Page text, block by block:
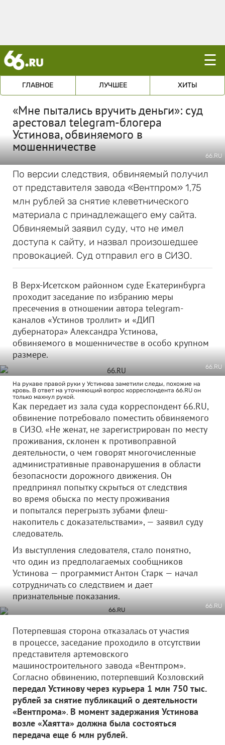
☰
ГЛАВНОЕ ЛУЧШЕЕ ХИТЫ
«Мне пытались вручить деньги»: суд
арестовал telegram-блогера
Устинова, обвиняемого в
мошенничестве
66.RU
По версии следствия, обвиняемый получил
от представителя завода «Вентпром» 1,75
млн рублей за снятие клеветнического
материала с принадлежащего ему сайта.
Обвиняемый заявил суду, что не имел
доступа к сайту, и назвал произошедшее
провокацией. Суд отправил его в СИЗО.
В Верх-Исетском районном суде Екатеринбурга
проходит заседание по избранию меры
пресечения в отношении автора telegram-
каналов «Устинов троллит» и «ДИП
дубернатора» Александра Устинова,
обвиняемого в мошенничестве в особо крупном
размере.
66.RU
На рукаве правой руки у Устинова заметили следы, похожие на
кровь. В ответ на уточняющий вопрос корреспондента 66.RU он
только махнул рукой.
Как передает из зала суда корреспондент 66.RU,
обвинение потребовало поместить обвиняемого
в СИЗО. «Не женат, не зарегистрирован по месту
проживания, склонен к противоправной
деятельности, о чем говорят многочисленные
административные правонарушения в области
безопасности дорожного движения. Он
предпринял попытку скрыться от следствия
во время обыска по месту проживания
и попытался перегрызть зубами флеш-
накопитель с доказательствами», — заявил суду
следователь.
Из выступления следователя, стало понятно,
что один из предполагаемых сообщников
Устинова — программист Антон Старк — начал
сотрудничать со следствием и дает
признательные показания.
66.RU
Потерпевшая сторона отказалась от участия
в процессе, заседание проходило в отсутствии
представителя артемовского
машиностроительного завода «Вентпром».
Согласно обвинению, потерпевший Козловский
передал Устинову через курьера 1 млн 750 тыс.
рублей за снятие публикаций о деятельности
«Вентпрома». В момент задержания Устинова
возле «Хаятта» должна была состояться
передача еще 6 млн рублей.